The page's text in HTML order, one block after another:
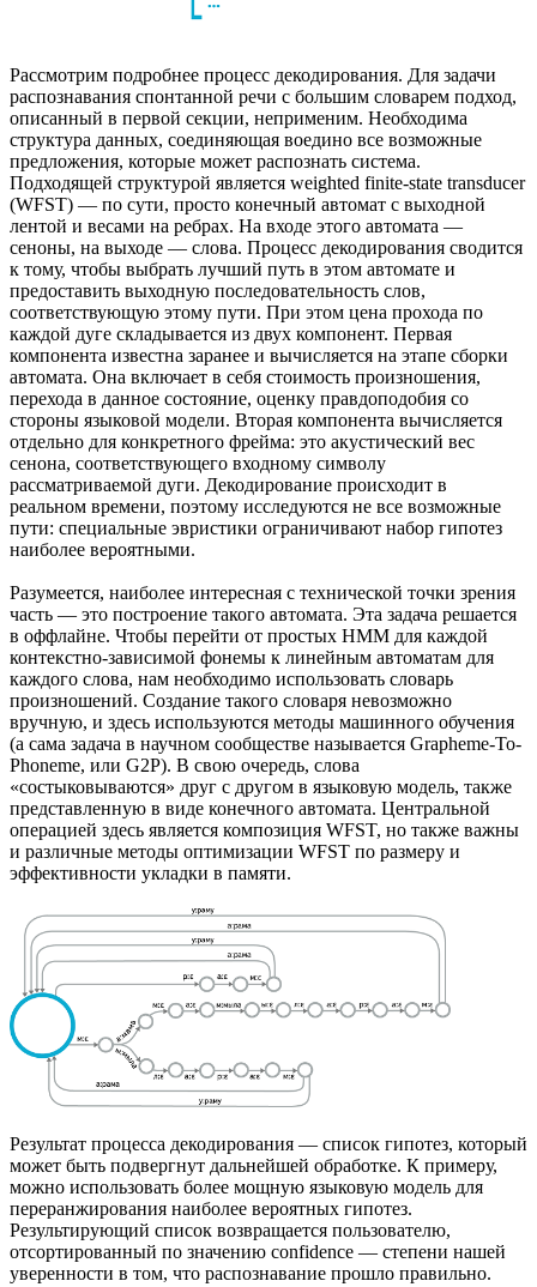
Рассмотрим подробнее процесс декодирования. Для задачи
распознавания спонтанной речи с большим словарем подход,
описанный в первой секции, неприменим. Необходима
структура данных, соединяющая воедино все возможные
предложения, которые может распознать система.
Подходящей структурой является weighted finite-state transducer
(WFST) — по сути, просто конечный автомат с выходной
лентой и весами на ребрах. На входе этого автомата —
сеноны, на выходе — слова. Процесс декодирования сводится
к тому, чтобы выбрать лучший путь в этом автомате и
предоставить выходную последовательность слов,
соответствующую этому пути. При этом цена прохода по
каждой дуге складывается из двух компонент. Первая
компонента известна заранее и вычисляется на этапе сборки
автомата. Она включает в себя стоимость произношения,
перехода в данное состояние, оценку правдоподобия со
стороны языковой модели. Вторая компонента вычисляется
отдельно для конкретного фрейма: это акустический вес
сенона, соответствующего входному символу
рассматриваемой дуги. Декодирование происходит в
реальном времени, поэтому исследуются не все возможные
пути: специальные эвристики ограничивают набор гипотез
наиболее вероятными.
Разумеется, наиболее интересная с технической точки зрения
часть — это построение такого автомата. Эта задача решается
в оффлайне. Чтобы перейти от простых HMM для каждой
контекстно-зависимой фонемы к линейным автоматам для
каждого слова, нам необходимо использовать словарь
произношений. Создание такого словаря невозможно
вручную, и здесь используются методы машинного обучения
(а сама задача в научном сообществе называется Grapheme-To-
Phoneme, или G2P). В свою очередь, слова
«состыковываются» друг с другом в языковую модель, также
представленную в виде конечного автомата. Центральной
операцией здесь является композиция WFST, но также важны
и различные методы оптимизации WFST по размеру и
эффективности укладки в памяти.
Результат процесса декодирования — список гипотез, который
может быть подвергнут дальнейшей обработке. К примеру,
можно использовать более мощную языковую модель для
переранжирования наиболее вероятных гипотез.
Результирующий список возвращается пользователю,
отсортированный по значению confidence — степени нашей
уверенности в том, что распознавание прошло правильно.